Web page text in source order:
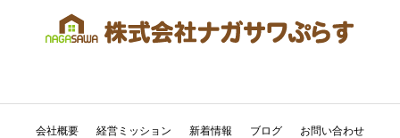
会社概要 経営ミッション 新着情報 ブログ お問い合わせ